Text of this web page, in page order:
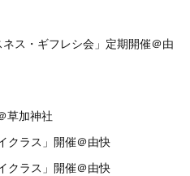
ス・ギフレシ会」定期開催＠由
加神社
クラス」開催＠由快
クラス」開催＠由快